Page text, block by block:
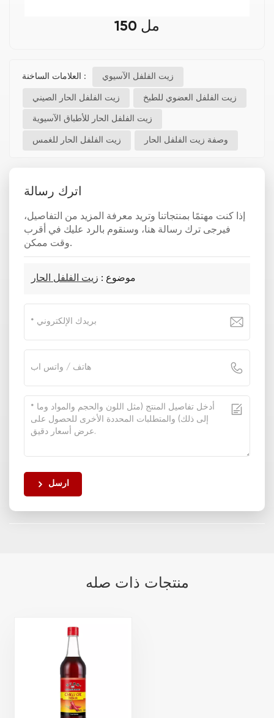
150 مل
العلامات الساخنة : زيت الفلفل الآسيوي
زيت الفلفل الحار الصيني زيت الفلفل العضوي للطبخ
زيت الفلفل الحار للأطباق الآسيوية
زيت الفلفل الحار للغمس وصفة زيت الفلفل الحار
اترك رسالة
إذا كنت مهتمًا بمنتجاتنا وتريد معرفة المزيد من التفاصيل،
فيرجى ترك رسالة هنا، وسنقوم بالرد عليك في أقرب
وقت ممكن.
موضوع : زيت الفلفل الحار
ارسل
منتجات ذات صله